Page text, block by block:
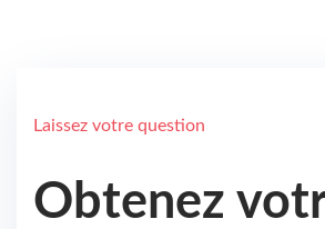
Laissez votre question
Obtenez